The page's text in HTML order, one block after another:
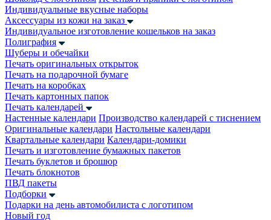
Индивидуальные вкусные наборы
Аксессуары из кожи на заказ
Индивидуальное изготовление кошельков на заказ
Полиграфия
Шуберы и обечайки
Печать оригинальных открыток
Печать на подарочной бумаге
Печать на коробках
Печать картонных папок
Печать календарей
Настенные календари Производство календарей с тиснением
Оригинальные календари Настольные календари
Квартальные календари Календари-домики
Печать и изготовление бумажных пакетов
Печать буклетов и брошюр
Печать блокнотов
ПВД пакеты
Подборки
Подарки на день автомобилиста с логотипом
Новый год